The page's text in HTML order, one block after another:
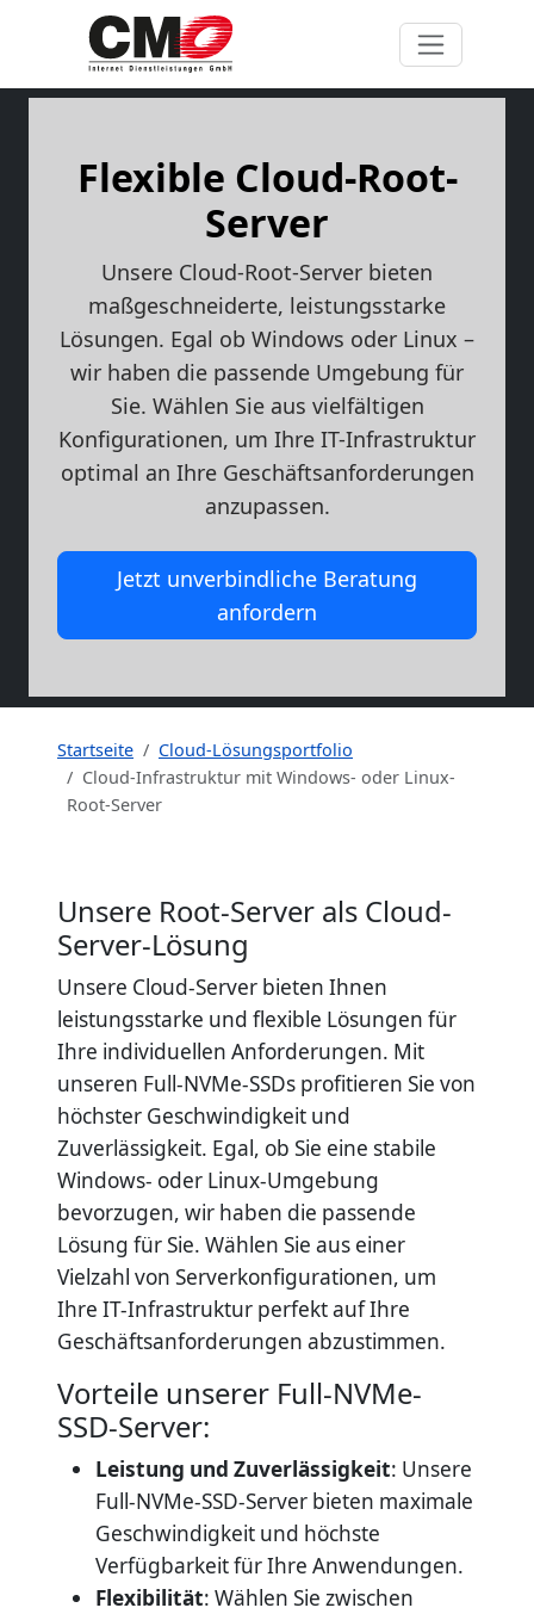
Flexible Cloud-Root-
Server
Unsere Cloud-Root-Server bieten
maßgeschneiderte, leistungsstarke
Lösungen. Egal ob Windows oder Linux –
wir haben die passende Umgebung für
Sie. Wählen Sie aus vielfältigen
Konfigurationen, um Ihre IT-Infrastruktur
optimal an Ihre Geschäftsanforderungen
anzupassen.
Jetzt unverbindliche Beratung
anfordern
Startseite
Cloud-Lösungsportfolio
Cloud-Infrastruktur mit Windows- oder Linux-
Root-Server
Unsere Root-Server als Cloud-
Server-Lösung
Unsere Cloud-Server bieten Ihnen
leistungsstarke und flexible Lösungen für
Ihre individuellen Anforderungen. Mit
unseren Full-NVMe-SSDs profitieren Sie von
höchster Geschwindigkeit und
Zuverlässigkeit. Egal, ob Sie eine stabile
Windows- oder Linux-Umgebung
bevorzugen, wir haben die passende
Lösung für Sie. Wählen Sie aus einer
Vielzahl von Serverkonfigurationen, um
Ihre IT-Infrastruktur perfekt auf Ihre
Geschäftsanforderungen abzustimmen.
Vorteile unserer Full-NVMe-
SSD-Server:
Leistung und Zuverlässigkeit: Unsere
Full-NVMe-SSD-Server bieten maximale
Geschwindigkeit und höchste
Verfügbarkeit für Ihre Anwendungen.
Flexibilität: Wählen Sie zwischen